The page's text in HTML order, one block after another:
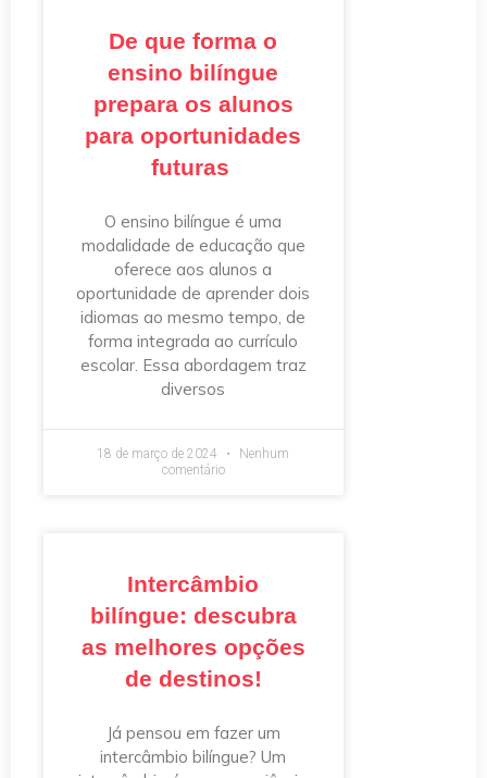
De que forma o
ensino bilíngue
prepara os alunos
para oportunidades
futuras
O ensino bilíngue é uma
modalidade de educação que
oferece aos alunos a
oportunidade de aprender dois
idiomas ao mesmo tempo, de
forma integrada ao currículo
escolar. Essa abordagem traz
diversos
18 de março de 2024
Nenhum
comentário
Intercâmbio
bilíngue: descubra
as melhores opções
de destinos!
Já pensou em fazer um
intercâmbio bilíngue? Um